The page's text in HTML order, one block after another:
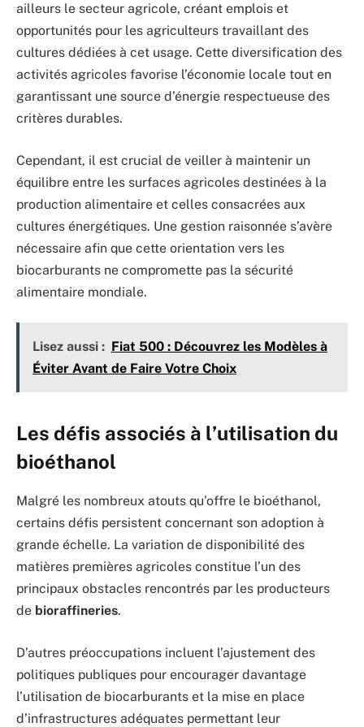
ailleurs le secteur agricole, créant emplois et
opportunités pour les agriculteurs travaillant des
cultures dédiées à cet usage. Cette diversification des
activités agricoles favorise l’économie locale tout en
garantissant une source d’énergie respectueuse des
critères durables.
Cependant, il est crucial de veiller à maintenir un
équilibre entre les surfaces agricoles destinées à la
production alimentaire et celles consacrées aux
cultures énergétiques. Une gestion raisonnée s’avère
nécessaire afin que cette orientation vers les
biocarburants ne compromette pas la sécurité
alimentaire mondiale.
Lisez aussi : Fiat 500 : Découvrez les Modèles à
Éviter Avant de Faire Votre Choix
Les défis associés à l’utilisation du
bioéthanol
Malgré les nombreux atouts qu’offre le bioéthanol,
certains défis persistent concernant son adoption à
grande échelle. La variation de disponibilité des
matières premières agricoles constitue l’un des
principaux obstacles rencontrés par les producteurs
de bioraffineries.
D’autres préoccupations incluent l’ajustement des
politiques publiques pour encourager davantage
l’utilisation de biocarburants et la mise en place
d’infrastructures adéquates permettant leur